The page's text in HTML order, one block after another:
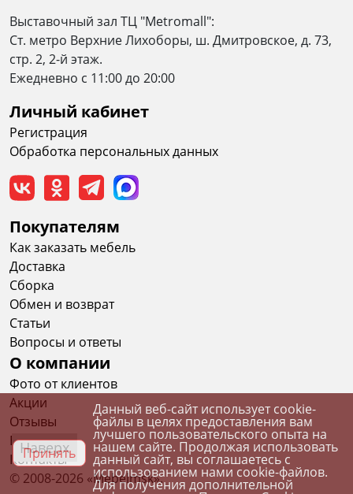
О компании
Фото от клиентов
Акции
Отзывы
Вакансии
Контакты
Покупателям
Как заказать мебель
Доставка
Сборка
Обмен и возврат
Статьи
Вопросы и ответы
Личный кабинет
Регистрация
Обработка персональных данных
Выставочный зал ТЦ "Metromall":
Ст. метро Верхние Лихоборы, ш. Дмитровское, д. 73,
стр. 2, 2-й этаж.
Eжедневно c 11:00 до 20:00
© 2008-2026 «Mebelmsk».
Наверх
Принять
Данный веб-сайт использует cookie-
файлы в целях предоставления вам
лучшего пользовательского опыта на
нашем сайте. Продолжая использовать
данный сайт, вы соглашаетесь с
использованием нами cookie-файлов.
Для получения дополнительной